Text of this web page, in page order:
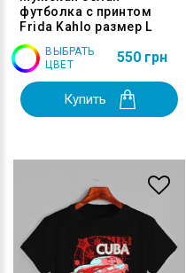
футболка с принтом
Frida Kahlo размер L
ВЫБРАТЬ
ЦВЕТ
550 грн
Купить